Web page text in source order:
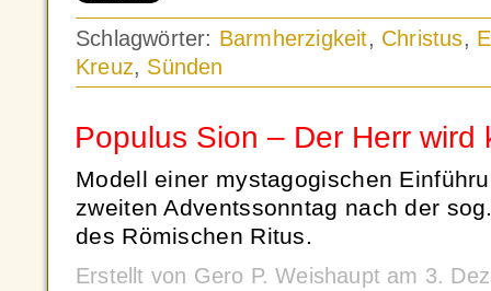
Schlagwörter: Barmherzigkeit, Christus,
Kreuz, Sünden
Populus Sion – Der Herr wird
Modell einer mystagogischen
zweiten Adventssonntag nach der
des Römischen Ritus.
Erstellt von Gero P. Weishaupt am 3.